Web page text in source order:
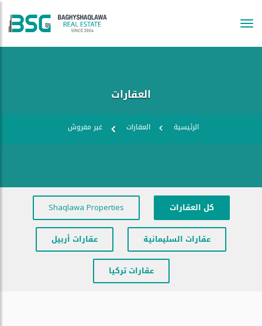
العقارات
الرئيسية العقارات غير مفروش
كل العقارات Shaqlawa Properties
عقارات السليمانية عقارات أربيل
عقارات تركيا